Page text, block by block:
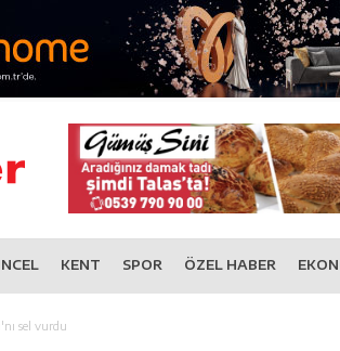
KENT SPOR ÖZEL HABER
sel vurdu